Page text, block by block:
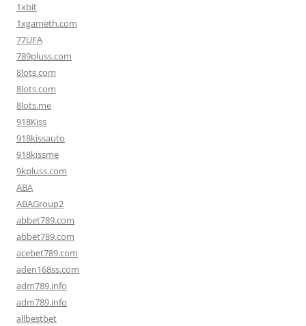
1xbit
1xgameth.com
77UFA
789pluss.com
8lots.com
8lots.com
8lots.me
918Kiss
918kissauto
918kissme
9kpluss.com
ABA
ABAGroup2
abbet789.com
abbet789.com
acebet789.com
aden168ss.com
adm789.info
adm789.info
allbestbet